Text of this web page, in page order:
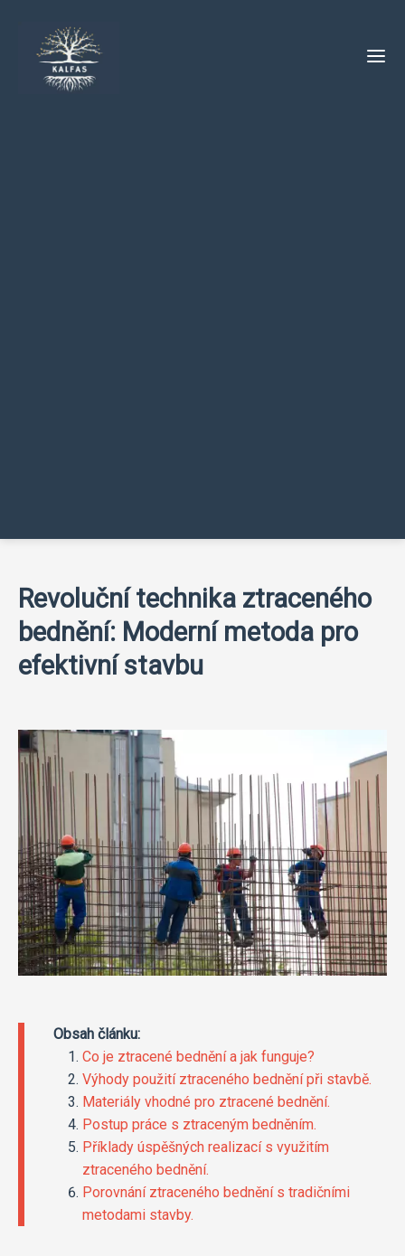
Revoluční technika ztraceného
bednění: Moderní metoda pro
efektivní stavbu
Obsah článku:
Co je ztracené bednění a jak funguje?
Výhody použití ztraceného bednění při stavbě.
Materiály vhodné pro ztracené bednění.
Postup práce s ztraceným bedněním.
Příklady úspěšných realizací s využitím
ztraceného bednění.
Porovnání ztraceného bednění s tradičními
metodami stavby.